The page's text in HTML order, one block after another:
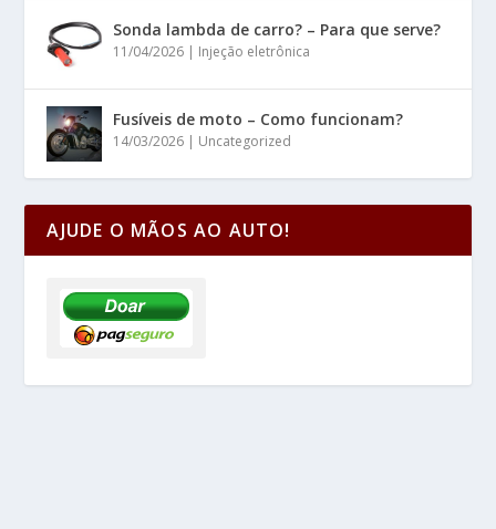
Sonda lambda de carro? – Para que serve?
11/04/2026 | Injeção eletrônica
Fusíveis de moto – Como funcionam?
14/03/2026 | Uncategorized
AJUDE O MÃOS AO AUTO!